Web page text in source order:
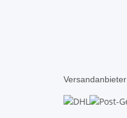
Versandanbieter